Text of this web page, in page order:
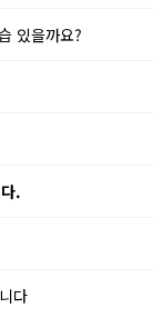
있을까요?
.
다